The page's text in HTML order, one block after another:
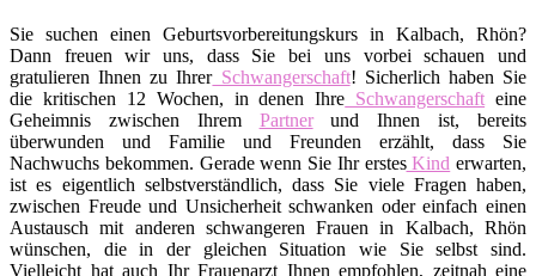
Sie suchen einen Geburtsvorbereitungskurs in Kalbach, Rhön?
Dann freuen wir uns, dass Sie bei uns vorbei schauen und
gratulieren Ihnen zu IhrerSchwangerschaft! Sicherlich haben Sie
die kritischen 12 Wochen, in denen Ihre Schwangerschaft eine
Geheimnis zwischen Ihrem Partnerund Ihnen ist, bereits
überwunden und Familie und Freunden erzählt, dass Sie
Nachwuchs bekommen. Gerade wenn Sie Ihr erstesKind erwarten,
ist es eigentlich selbstverständlich, dass Sie viele Fragen haben,
zwischen Freude und Unsicherheit schwanken oder einfach einen
Austausch mit anderen schwangeren Frauen in Kalbach, Rhön
wünschen, die in der gleichen Situation wie Sie selbst sind.
Vielleicht hat auch Ihr Frauenarzt Ihnen empfohlen, zeitnah eine